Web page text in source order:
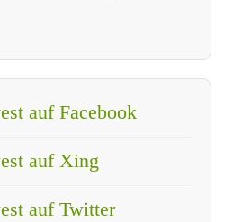
auf Facebook
auf Xing
auf Twitter